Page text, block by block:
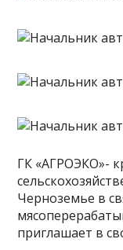
ГК «АГРОЭКО»-
Черноземье в
приглашает в